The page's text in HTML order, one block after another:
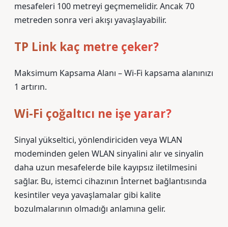
mesafeleri 100 metreyi geçmemelidir. Ancak 70
metreden sonra veri akışı yavaşlayabilir.
TP Link kaç metre çeker?
Maksimum Kapsama Alanı – Wi-Fi kapsama alanınızı
1 artırın.
Wi-Fi çoğaltıcı ne işe yarar?
Sinyal yükseltici, yönlendiriciden veya WLAN
modeminden gelen WLAN sinyalini alır ve sinyalin
daha uzun mesafelerde bile kayıpsız iletilmesini
sağlar. Bu, istemci cihazının İnternet bağlantısında
kesintiler veya yavaşlamalar gibi kalite
bozulmalarının olmadığı anlamına gelir.